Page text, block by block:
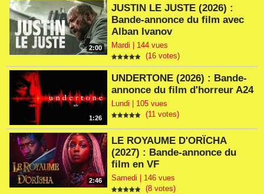
2:00
JUSTIN LE JUSTE (2026) :
Bande-annonce du film avec
Alban Ivanov
Mardi | 144 vues
(16 votes)
1:26
UNDERTONE (2026) : Bande-
annonce du film d'horreur A24
Lundi | 105 vues
(11 votes)
2:46
LE ROYAUME D'ORÏCHA
(2027) : Bande-annonce du
film en VF
Samedi | 146 vues
(8 votes)